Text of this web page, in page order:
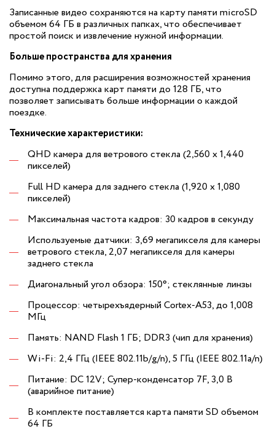
Записанные видео сохраняются на карту памяти microSD
объемом 64 ГБ в различных папках, что обеспечивает
простой поиск и извлечение нужной информации.
Больше пространства для хранения
Помимо этого, для расширения возможностей хранения
доступна поддержка карт памяти до 128 ГБ, что
позволяет записывать больше информации о каждой
поездке.
Технические характеристики:
QHD камера для ветрового стекла (2,560 x 1,440
пикселей)
Full HD камера для заднего стекла (1,920 x 1,080
пикселей)
Максимальная частота кадров: 30 кадров в секунду
Используемые датчики: 3,69 мегапикселя для камеры
ветрового стекла, 2,07 мегапикселя для камеры
заднего стекла
Диагональный угол обзора: 150°; стеклянные линзы
Процессор: четырехъядерный Cortex-A53, до 1,008
МГц
Память: NAND Flash 1 ГБ; DDR3 (чип для хранения)
Wi-Fi: 2,4 ГГц (IEEE 802.11b/g/n), 5 ГГц (IEEE 802.11a/n)
Питание: DC 12V; Супер-конденсатор 7F, 3,0 В
(аварийное питание)
В комплекте поставляется карта памяти SD объемом
64 ГБ